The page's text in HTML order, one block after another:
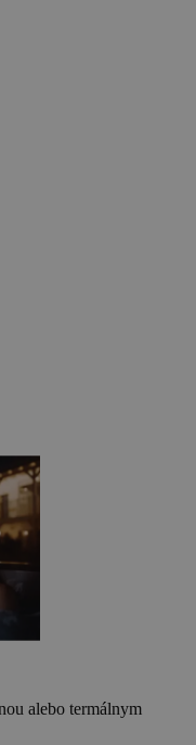
alebo termálnym